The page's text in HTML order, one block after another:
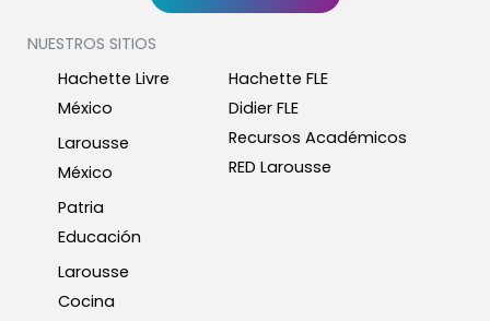
NUESTROS SITIOS
Hachette Livre
México
Larousse
México
Patria
Educación
Larousse
Cocina
Hachette FLE
Didier FLE
Recursos Académicos
RED Larousse